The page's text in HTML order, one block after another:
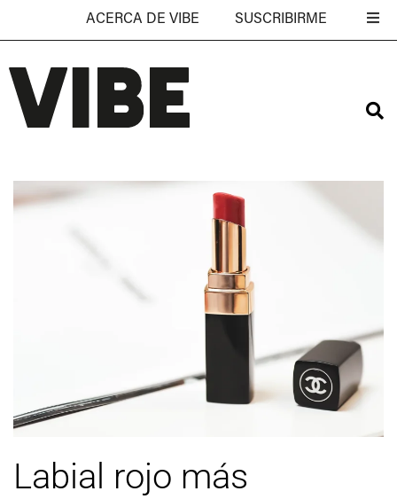
ACERCA DE VIBE SUSCRIBIRME
Labial rojo más